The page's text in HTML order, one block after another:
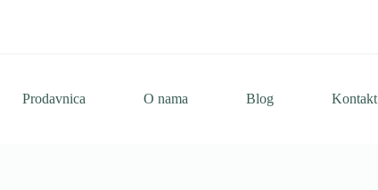
Prodavnica O nama Blog Kontakt